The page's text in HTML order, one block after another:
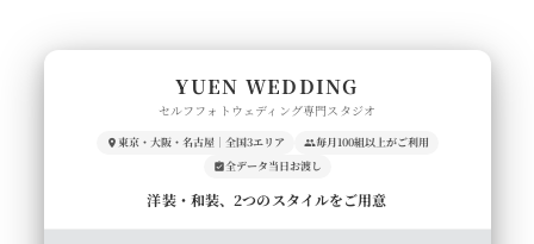
YUEN WEDDING
セルフフォトウェディング専門スタジオ
東京・大阪・名古屋｜全国3エリア
毎月100組以上がご利用
全データ当日お渡し
洋装・和装、2つのスタイルをご用意